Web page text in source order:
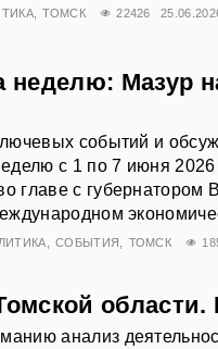
ТОМСК 22426
неделю: Мазур
событий и
с 1 по 7 июня
главе с
СОБЫТИЯ ТОМСК
области.
анализ